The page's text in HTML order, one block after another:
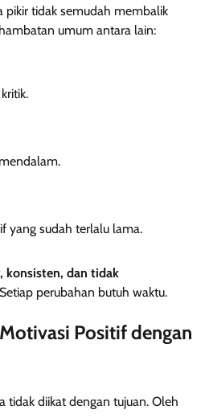
pikir tidak semudah membalik
umum antara lain:
yang sudah terlalu lama.
konsisten, dan tidak
perubahan butuh waktu.
Positif dengan
tidak diikat dengan tujuan. Oleh